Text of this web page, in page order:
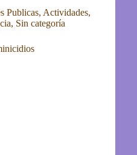
Publicas, Actividades,
, Sin categoría